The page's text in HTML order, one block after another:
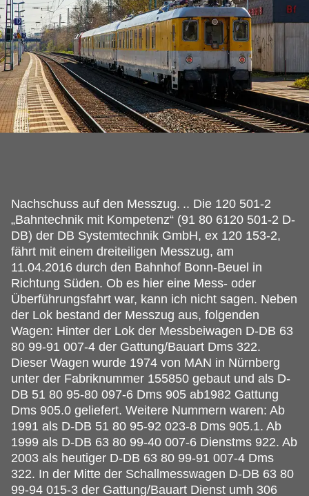
Nachschuss auf den Messzug. .. Die 120 501-2
„Bahntechnik mit Kompetenz“ (91 80 6120 501-2 D-
DB) der DB Systemtechnik GmbH, ex 120 153-2,
fährt mit einem dreiteiligen Messzug, am
11.04.2016 durch den Bahnhof Bonn-Beuel in
Richtung Süden. Ob es hier eine Mess- oder
Überführungsfahrt war, kann ich nicht sagen. Neben
der Lok bestand der Messzug aus, folgenden
Wagen: Hinter der Lok der Messbeiwagen D-DB 63
80 99-91 007-4 der Gattung/Bauart Dms 322.
Dieser Wagen wurde 1974 von MAN in Nürnberg
unter der Fabriknummer 155850 gebaut und als D-
DB 51 80 95-80 097-6 Dms 905 ab1982 Gattung
Dms 905.0 geliefert. Weitere Nummern waren: Ab
1991 als D-DB 51 80 95-92 023-8 Dms 905.1. Ab
1999 als D-DB 63 80 99-40 007-6 Dienstms 922. Ab
2003 als heutiger D-DB 63 80 99-91 007-4 Dms
322. In der Mitte der Schallmesswagen D-DB 63 80
99-94 015-3 der Gattung/Bauart Dienst umh 306